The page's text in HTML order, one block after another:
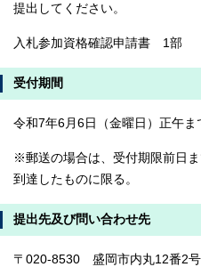
提出してください。
入札参加資格確認申請書 1部
受付期間
令和7年6月6日（金曜日）正午ま
※郵送の場合は、受付期限前日
到達したものに限る。
提出先及び問い合わせ先
〒020-8530 盛岡市内丸12番2号